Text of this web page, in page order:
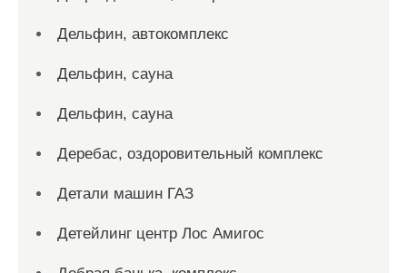
Дельфин, автокомплекс
Дельфин, сауна
Дельфин, сауна
Деребас, оздоровительный комплекс
Детали машин ГАЗ
Детейлинг центр Лос Амигос